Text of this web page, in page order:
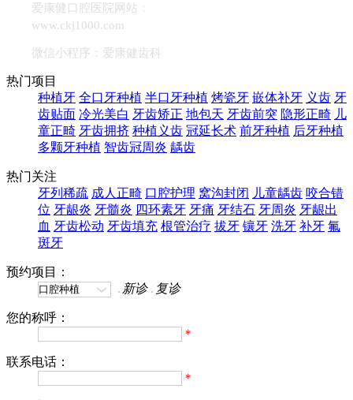
爱康健口腔医院网站：
www.ckj1000.com
微信小程序：爱康健齿科
热门项目
种植牙 全口牙种植 半口牙种植 烤瓷牙 嵌体补牙 义齿 牙
齿贴面 冷光美白 牙齿矫正 地包天 牙齿前突 隐形正畸 儿
童正畸 牙齿拥挤 种植义齿 冠延长术 前牙种植 后牙种植
多颗牙种植 智齿冠周炎 龋齿
热门关注
牙列稀疏 成人正畸 口腔护理 窝沟封闭 儿童龋齿 咬合错
位 牙龈炎 牙髓炎 四环素牙 牙痛 牙结石 牙周炎 牙龈出
血 牙齿松动 牙齿填充 根管治疗 拔牙 镶牙 洗牙 补牙 氟
斑牙
预约项目：
新诊
复诊
您的称呼：
*
联系电话：
*